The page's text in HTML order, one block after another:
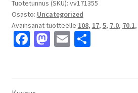
Tuotetunnus (SKU): vv171355
Osasto: Uncategorized
Avainsanat tuotteelle 108, 17, 5, 7.0, 70.1,
Fa
o
M E S